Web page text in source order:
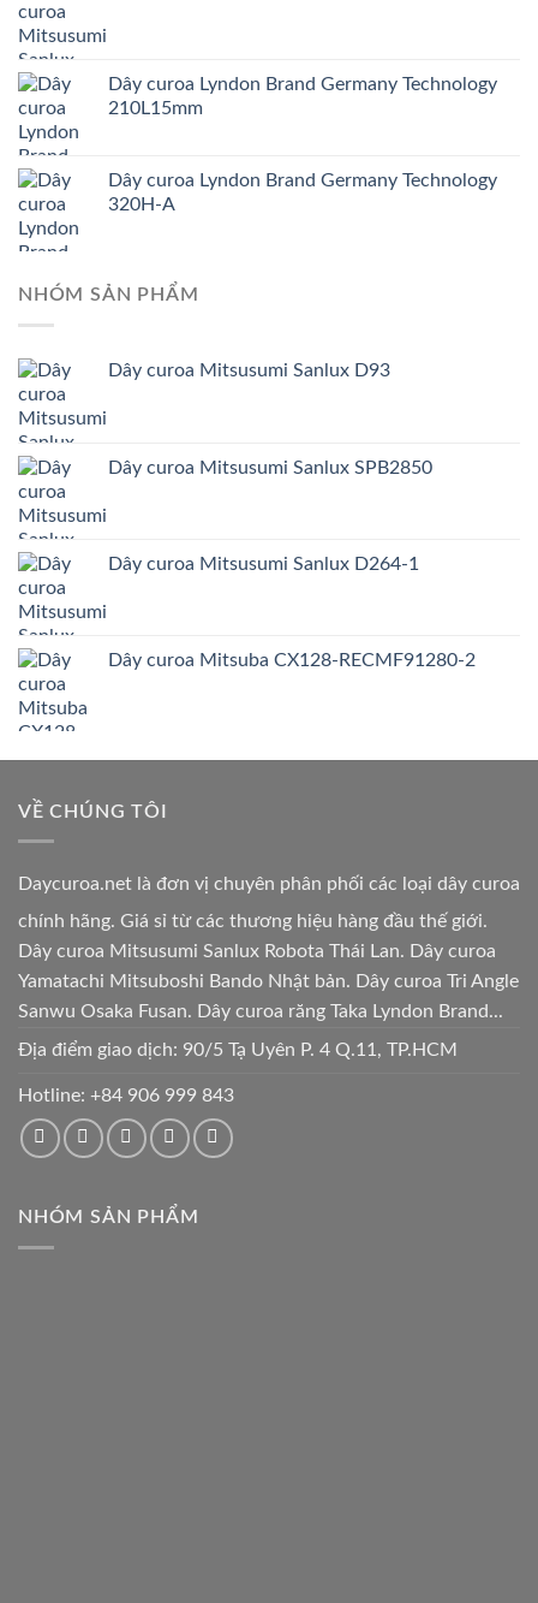
Dây curoa Lyndon Brand Germany Technology
210L15mm
Dây curoa Lyndon Brand Germany Technology
320H-A
NHÓM SẢN PHẨM
Dây curoa Mitsusumi Sanlux D93
Dây curoa Mitsusumi Sanlux SPB2850
Dây curoa Mitsusumi Sanlux D264-1
Dây curoa Mitsuba CX128-RECMF91280-2
VỀ CHÚNG TÔI
Daycuroa.net là đơn vị chuyên phân phối các loại dây curoa
chính hãng. Giá sỉ từ các thương hiệu hàng đầu thế giới.
Dây curoa Mitsusumi Sanlux Robota Thái Lan. Dây curoa
Yamatachi Mitsuboshi Bando Nhật bản. Dây curoa Tri Angle
Sanwu Osaka Fusan. Dây curoa răng Taka Lyndon Brand...
Địa điểm giao dịch: 90/5 Tạ Uyên P. 4 Q.11, TP.HCM
Hotline: +84 906 999 843
NHÓM SẢN PHẨM